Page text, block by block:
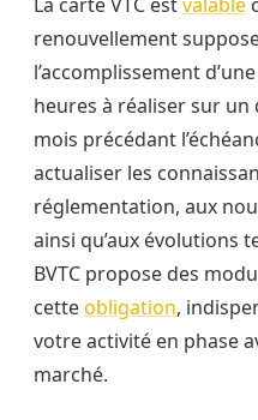
renouvellement
l’accomplissement
heures à réaliser sur un
mois précédant
actualiser les
réglementation, aux
ainsi qu’aux évolutions
BVTC propose des
cetteobligation,
votre activité en phase
marché.